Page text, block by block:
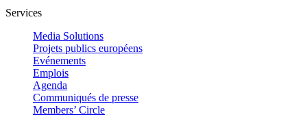
Services
Media Solutions
Projets publics européens
Evénements
Emplois
Agenda
Communiqués de presse
Members’ Circle